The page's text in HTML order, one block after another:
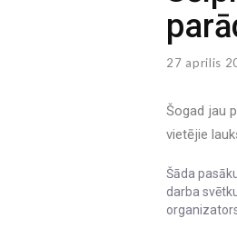
27 aprilis
Šogad jau
vietējie
Šāda
darba